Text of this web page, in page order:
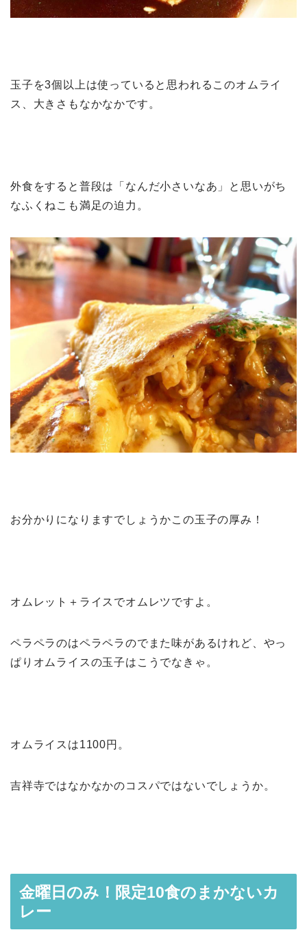
玉子を3個以上は使っていると思われるこのオムライ
ス、大きさもなかなかです。
外食をすると普段は「なんだ小さいなあ」と思いがち
なふくねこも満足の迫力。
お分かりになりますでしょうかこの玉子の厚み！
オムレット＋ライスでオムレツですよ。
ペラペラのはペラペラのでまた味があるけれど、やっ
ぱりオムライスの玉子はこうでなきゃ。
オムライスは1100円。
吉祥寺ではなかなかのコスパではないでしょうか。
金曜日のみ！限定10食のまかないカ
レー